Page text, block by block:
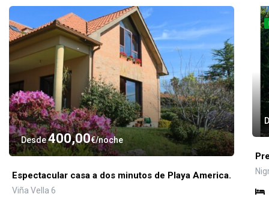
Desde400,00€ noche
Espectacular casa a dos minutos de Playa America.
Viña Vella 6